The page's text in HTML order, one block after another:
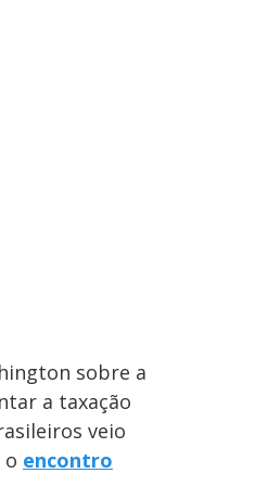
sobre a
a taxação
veio
o encontro